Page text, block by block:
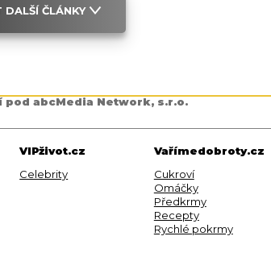
ČLÁNKY
abcMedia Network, s.r.o.
VIPživot.cz
Celebrity
Vařímedobroty.cz
Cukroví
Omáčky
Předkrmy
Recepty
Rychlé pokrmy